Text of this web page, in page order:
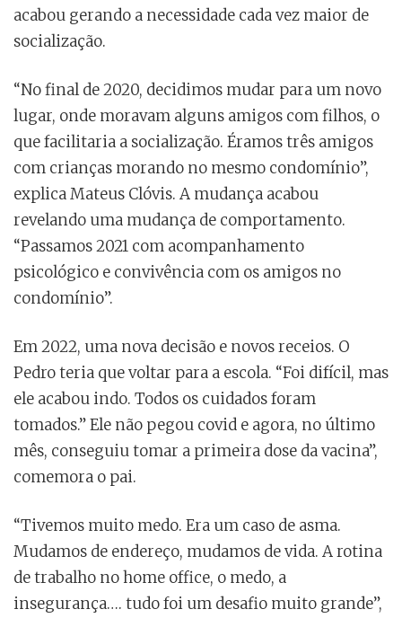
acabou gerando a necessidade cada vez maior de
socialização.
“No final de 2020, decidimos mudar para um novo
lugar, onde moravam alguns amigos com filhos, o
que facilitaria a socialização. Éramos três amigos
com crianças morando no mesmo condomínio”,
explica Mateus Clóvis. A mudança acabou
revelando uma mudança de comportamento.
“Passamos 2021 com acompanhamento
psicológico e convivência com os amigos no
condomínio”.
Em 2022, uma nova decisão e novos receios. O
Pedro teria que voltar para a escola. “Foi difícil, mas
ele acabou indo. Todos os cuidados foram
tomados.” Ele não pegou covid e agora, no último
mês, conseguiu tomar a primeira dose da vacina”,
comemora o pai.
“Tivemos muito medo. Era um caso de asma.
Mudamos de endereço, mudamos de vida. A rotina
de trabalho no home office, o medo, a
insegurança…. tudo foi um desafio muito grande”,